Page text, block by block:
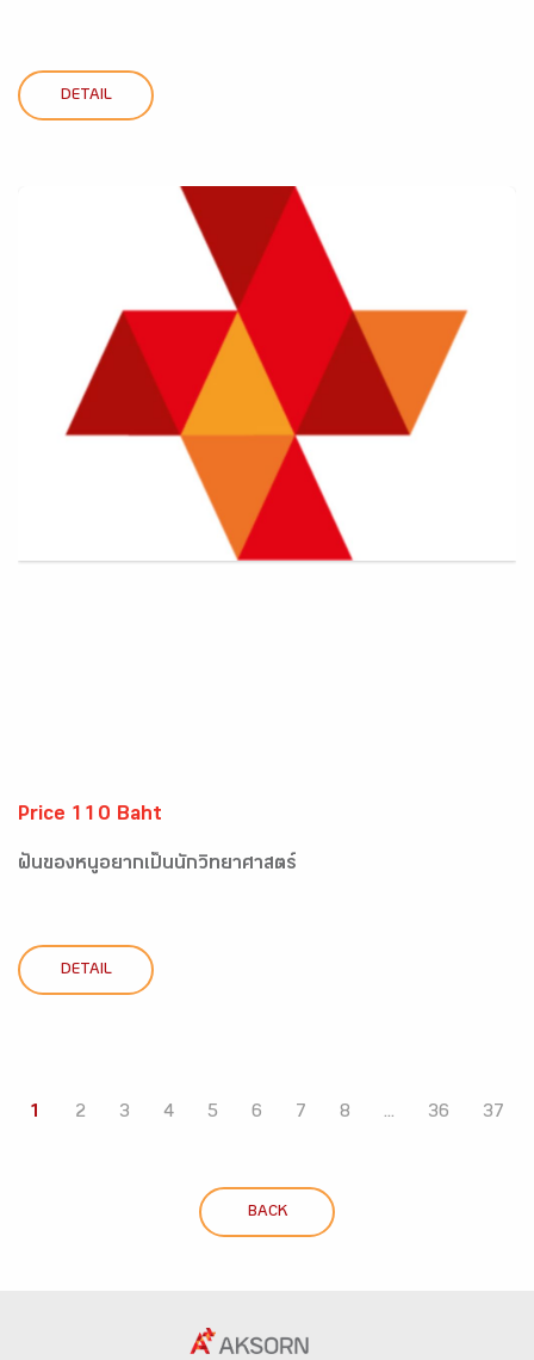
DETAIL
Price 110 Baht
ฝันของหนูอยากเป็นนักวิทยาศาสตร์
DETAIL
1 2 3 4 5 6 7 8 ... 36 37
BACK